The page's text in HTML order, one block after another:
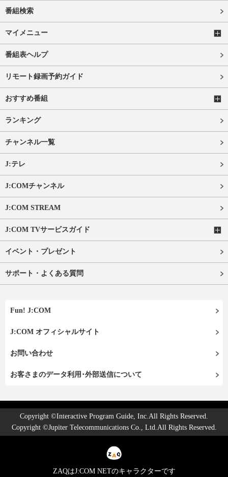
番組検索
マイメニュー
番組表ヘルプ
リモート録画予約ガイド
おすすめ番組
ランキング
チャンネル一覧
J:テレ
J:COMチャンネル
J:COM STREAM
J:COM TVサービスガイド
イベント・プレゼント
サポート・よくある質問
Fun! J:COM
J:COM オフィシャルサイト
お問い合わせ
お客さまのデータ利用･外部送信について
Copyright ©Interactive Program Guide, Inc.All Rights Reserved.
Copyright ©Jupiter Telecommunications Co., Ltd.All Rights Reserved.
ZAQはJ:COM NETのキャラクターです